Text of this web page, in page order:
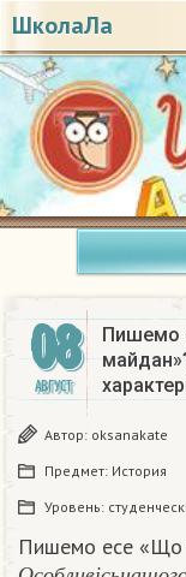
ШколаЛа
08
АВГУСТ
Пишемо
Автор: oksanakate
Предмет: История
Уровень:
Пишемо есе «Що
Особливісьн ашог